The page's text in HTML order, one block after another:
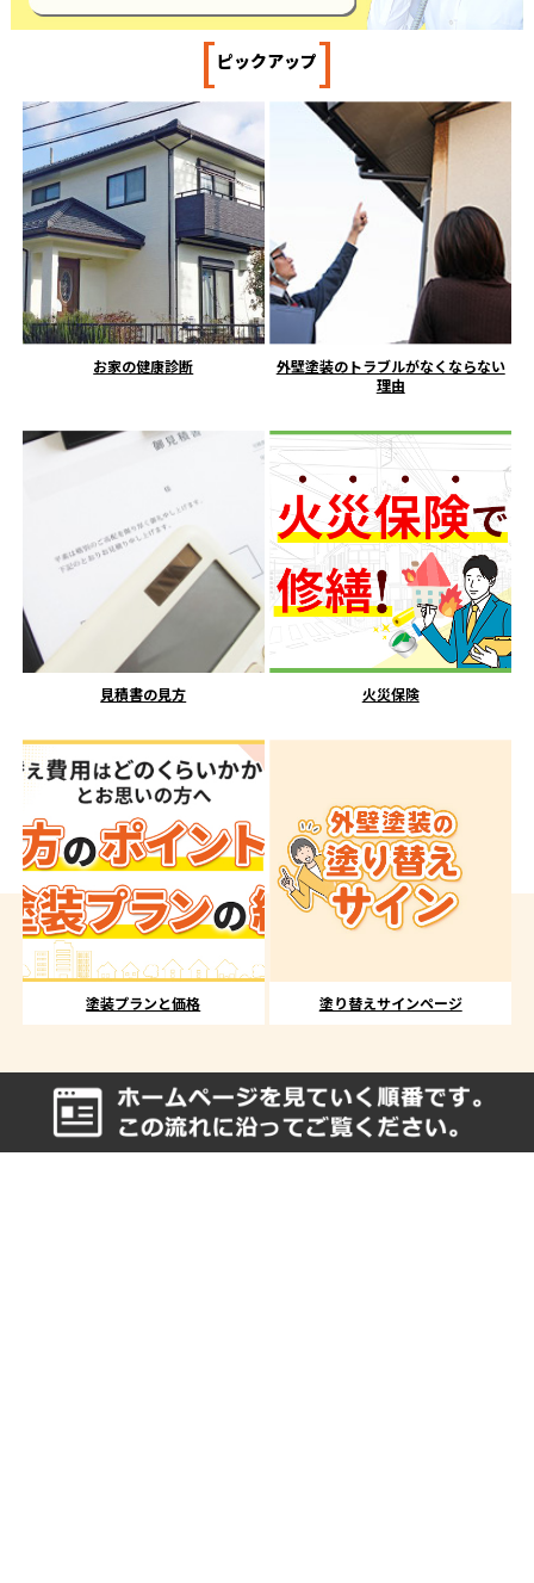
[ピックアップ]
お家の健康診断
外壁塗装のトラブルがなくならない
理由
見積書の見方 火災保険
塗装プランと価格 塗り替えサインページ